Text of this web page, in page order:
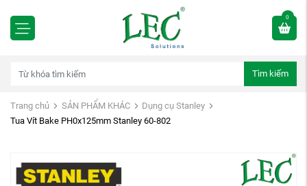
0
Tìm kiếm
Trang chủ SẢN PHẨM KHÁC
Dụng cụ Stanley
Tua Vít Bake PH0x125mm Stanley 60-802